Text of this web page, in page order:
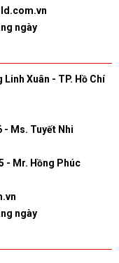
ngày
Xuân - TP. Hồ Chí
- Ms. Tuyết Nhi
- Mr. Hồng Phúc
ngày